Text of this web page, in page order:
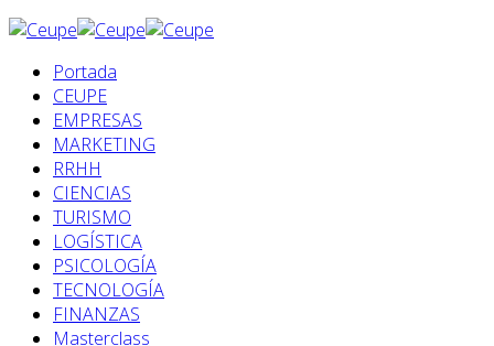
Portada
CEUPE
EMPRESAS
MARKETING
RRHH
CIENCIAS
TURISMO
LOGÍSTICA
PSICOLOGÍA
TECNOLOGÍA
FINANZAS
Masterclass